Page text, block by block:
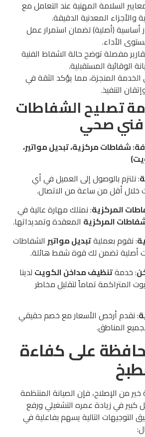
السلامة المهنية عند التعامل مع
والأجزاء المعدنية الدقيقة.
(أصلية) لضمان استمرار عمل
الأداء.
مفصلة توضح حالة الشفاط الفنية
الوقائية المستقبلية.
المنجزة، مما يؤكد الثقة في
التنفيذ.
تصليح الشفاطات
صحي
شفاطات مركزية، تبديل مواتير،
بالوصول إلى العميل في أي
أقل من ساعة من الاتصال.
المركزية: نمتلك مهارة عالية في
المركزيةالمعقدة وتمديداتها.
: نقوم بعمليةتبديل مواتيرالشفاطات
أصلية تضمن لك قوة شفط هائلة.
: خدمةتنظيف مداخن الكويتلدينا
المتراكمة تماماً لتقليل مخاطر
نقدم أرخص الأسعار مع خصم حقيقي
على كفاءة
من الإصلاح، فإن الصيانة المنتظمة
في زيادة عمره التشغيلي ورفع
التالية يسهم بفاعلية في